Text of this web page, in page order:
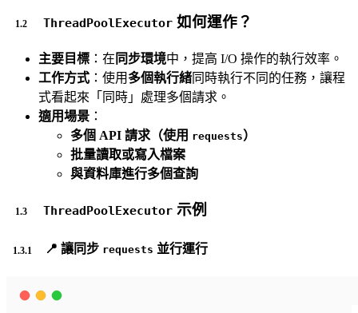
ThreadPoolExecutor 如何運作？
主要目標 ：在 同步環境中，提高 I/O 操作的執行效率。
工作方式 ：使用 多個執行緒 同時執行不同的任務，讓程
式看起來「同時」處理多個請求。
適用場景 ：
多個 API 請求（使用 requests）
批量讀取或寫入檔案
與資料庫進行多個查詢
ThreadPoolExecutor 示例
📍 讓同步 requests 並行運行